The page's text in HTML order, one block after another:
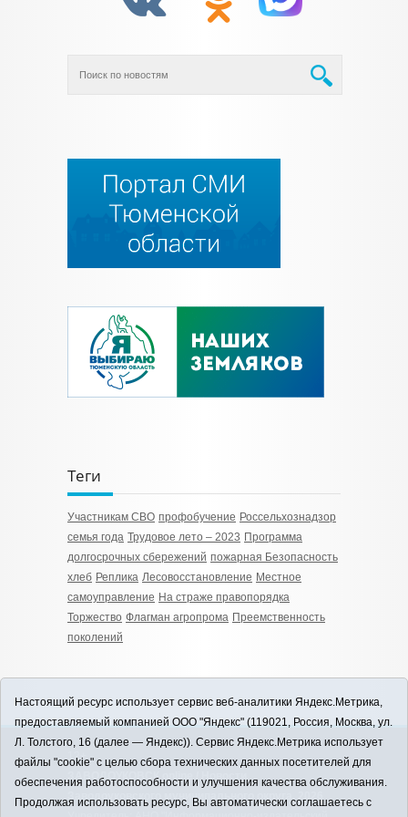
Теги
Участникам СВО профобучение Россельхознадзор
семья года Трудовое лето – 2023 Программа
долгосрочных сбережений пожарная Безопасность
хлеб Реплика Лесовосстановление Местное
самоуправление На страже правопорядка
Торжество Флагман агропрома Преемственность
поколений
12+
ЗАВОДОУКОВСК online / Новости
Заводоуковского муниципального округа, 2026
Настоящий ресурс использует сервис веб-аналитики Яндекс.Метрика,
предоставляемый компанией ООО "Яндекс" (119021, Россия, Москва, ул.
Л. Толстого, 16 (далее — Яндекс)). Сервис Яндекс.Метрика использует
файлы "cookie" с целью сбора технических данных посетителей для
обеспечения работоспособности и улучшения качества обслуживания.
Продолжая использовать ресурс, Вы автоматически соглашаетесь с